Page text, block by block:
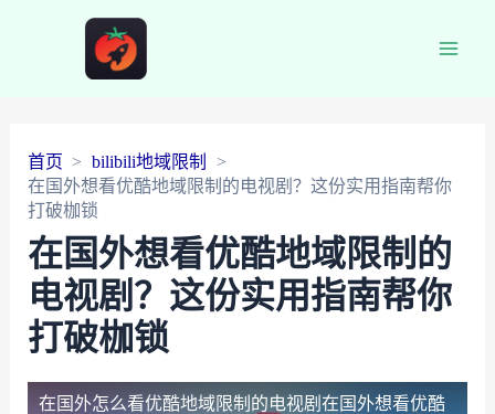
首页
bilibili地域限制
在国外想看优酷地域限制的电视剧？这份实用指南帮你
打破枷锁
在国外想看优酷地域限制的
电视剧？这份实用指南帮你
打破枷锁
在国外怎么看优酷地域限制的电视剧 在国外想看优酷